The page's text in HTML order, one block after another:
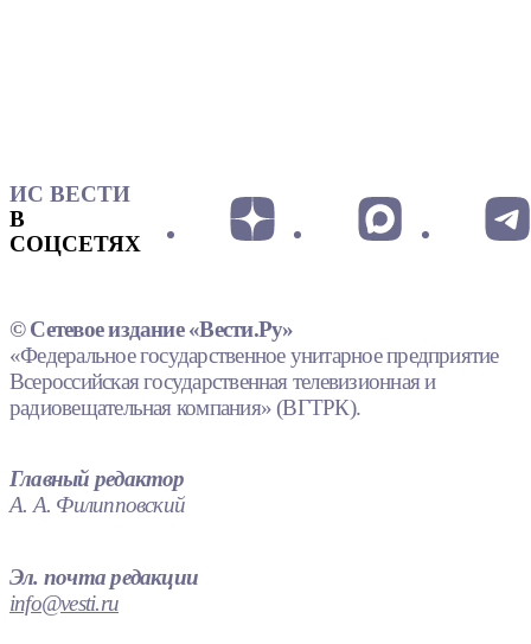
ИС ВЕСТИ
В
СОЦСЕТЯХ
© Сетевое издание «Вести.Ру»
«Федеральное государственное унитарное предприятие
Всероссийская государственная телевизионная и
радиовещательная компания» (ВГТРК).
Главный редактор
А. А. Филипповский
Эл. почта редакции
info@vesti.ru